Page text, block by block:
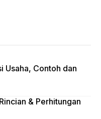
Usaha, Contoh dan
& Perhitungan